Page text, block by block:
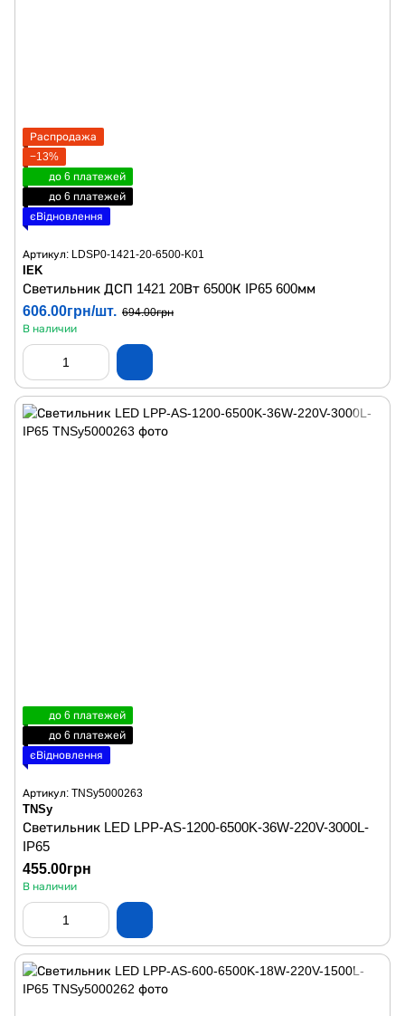
Распродажа
−13%
до 6 платежей
до 6 платежей
єВідновлення
Артикул: LDSP0-1421-20-6500-K01
IEK
Светильник ДСП 1421 20Вт 6500К IP65 600мм
606.00грн/шт. 694.00грн
В наличии
до 6 платежей
до 6 платежей
єВідновлення
Артикул: TNSy5000263
TNSy
Светильник LED LPP-AS-1200-6500K-36W-220V-3000L-
IP65
455.00грн
В наличии